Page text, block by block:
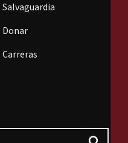
Salvaguardia
Donar
Carreras